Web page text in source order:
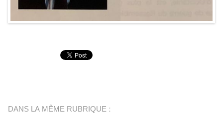
DANS LA MÊME RUBRIQUE :